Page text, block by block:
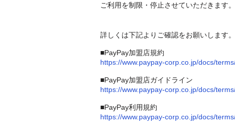
ご利用を制限・停止させていただきます。
詳しくは下記よりご確認をお願いします。
■PayPay加盟店規約
https://www.paypay-corp.co.jp/docs/
■PayPay加盟店ガイドライン
https://www.paypay-corp.co.jp/docs/
■PayPay利用規約
https://www.paypay-corp.co.jp/docs/